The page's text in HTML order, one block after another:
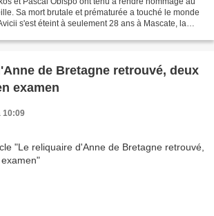
Sa mort brutale et prématurée a touché le monde
s'est éteint à seulement 28 ans à Mascate, la
de Bretagne retrouvé, deux
examen
10:09